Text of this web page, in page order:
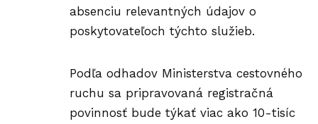
absenciu relevantných údajov o
poskytovateľoch týchto služieb.
Podľa odhadov Ministerstva cestovného
ruchu sa pripravovaná registračná
povinnosť bude týkať viac ako 10-tisíc